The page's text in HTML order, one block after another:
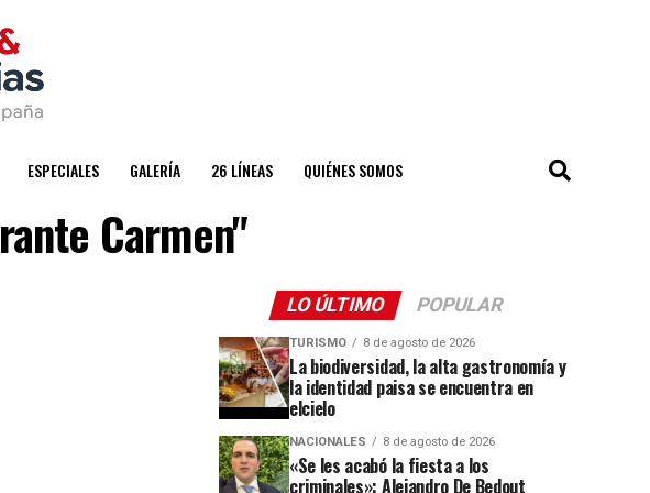
ESPECIALES GALERÍA 26 LÍNEAS QUIÉNES SOMOS
Carmen"
LO ÚLTIMO POPULAR
TURISMO 8 de agosto de 2026
La biodiversidad, la alta gastronomía y
la identidad paisa se encuentra en
elcielo
NACIONALES 8 de agosto de 2026
«Se les acabó la fiesta a los
criminales»: Alejandro De Bedout